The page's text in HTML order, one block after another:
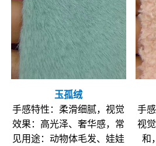
玉孤绒
手感特性：柔滑细腻，视觉
效果：高光泽、奢华感，常
见用途：动物体毛发、娃娃
手
视
和